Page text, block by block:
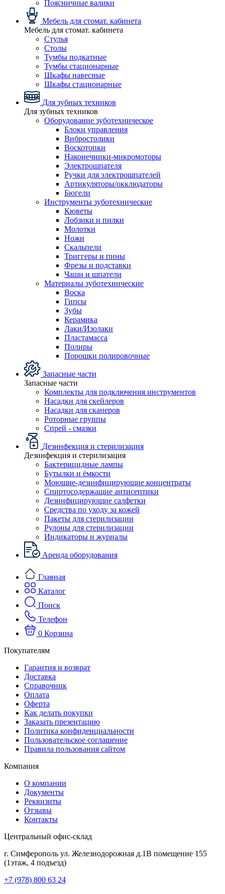
Поясничные валики
Мебель для стомат. кабинета
Мебель для стомат. кабинета
Стулья
Столы
Тумбы подкатные
Тумбы стационарные
Шкафы навесные
Шкафы стационарные
Для зубных техников
Для зубных техников
Оборудование зуботехническое
Блоки управления
Вибростолики
Воскотопки
Наконечники-микромоторы
Электрошпателя
Ручки для электрошпателей
Артикуляторы/окклюдаторы
Бюгели
Инструменты зуботехнические
Кюветы
Лобзики и пилки
Молотки
Ножи
Скальпели
Триггеры и пины
Фрезы и подставки
Чаши и шпатели
Материалы зуботехнические
Воска
Гипсы
Зубы
Керамика
Лаки/Изолаки
Пластамасса
Полиры
Порошки полировочные
Запасные части
Запасные части
Комплекты для подключения инструментов
Насадки для скейлеров
Насадки для сканеров
Роторные группы
Спрей - смазки
Дезинфекция и стерилизация
Дезинфекция и стерилизация
Бактерицидные лампы
Бутылки и ёмкости
Моющие-дезинфицирующие концентраты
Спиртосодержащие антисептики
Дезинфицирующие салфетки
Средства по уходу за кожей
Пакеты для стерилизации
Рулоны для стерилизации
Индикаторы и журналы
Аренда оборудования
Главная
Каталог
Поиск
Телефон
0 Корзина
Покупателям
Гарантия и возврат
Доставка
Справочник
Оплата
Оферта
Как делать покупки
Заказать презентацию
Политика конфиденциальности
Пользовательское соглашение
Правила пользования сайтом
Компания
О компании
Документы
Реквизиты
Отзывы
Контакты
Центральный офис-склад
г. Симферополь ул. Железнодорожная д.1В помещение 155
(1этаж, 4 подъезд)
+7 (978) 800 63 24